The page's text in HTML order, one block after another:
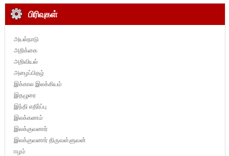
பிரிவுகள்
அயல்நாடு
அறிக்கை
அறிவியல்
அழைப்பிதழ்
இக்கால இலக்கியம்
இதழுரை
இந்தி எதிர்ப்பு
இலக்கணம்
இலக்குவனார்
இலக்குவனார் திருவள்ளுவன்
ஈழம்